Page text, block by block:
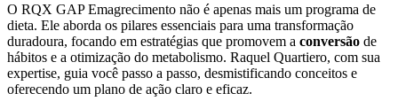
O RQX GAP Emagrecimento não é apenas mais um programa de
dieta. Ele aborda os pilares essenciais para uma transformação
duradoura, focando em estratégias que promovem a conversão de
hábitos e a otimização do metabolismo. Raquel Quartiero, com sua
expertise, guia você passo a passo, desmistificando conceitos e
oferecendo um plano de ação claro e eficaz.